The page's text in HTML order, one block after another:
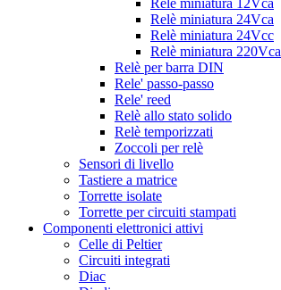
Relè miniatura 12Vca
Relè miniatura 24Vca
Relè miniatura 24Vcc
Relè miniatura 220Vca
Relè per barra DIN
Rele' passo-passo
Rele' reed
Relè allo stato solido
Relè temporizzati
Zoccoli per relè
Sensori di livello
Tastiere a matrice
Torrette isolate
Torrette per circuiti stampati
Componenti elettronici attivi
Celle di Peltier
Circuiti integrati
Diac